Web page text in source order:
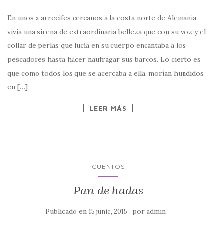
En unos a arrecifes cercanos a la costa norte de Alemania
vivía una sirena de extraordinaria belleza que con su voz y el
collar de perlas que lucía en su cuerpo encantaba a los
pescadores hasta hacer naufragar sus barcos. Lo cierto es
que como todos los que se acercaba a ella, morían hundidos
en […]
LEER MÁS
CUENTOS
Pan de hadas
Publicado en 15 junio, 2015 por admin